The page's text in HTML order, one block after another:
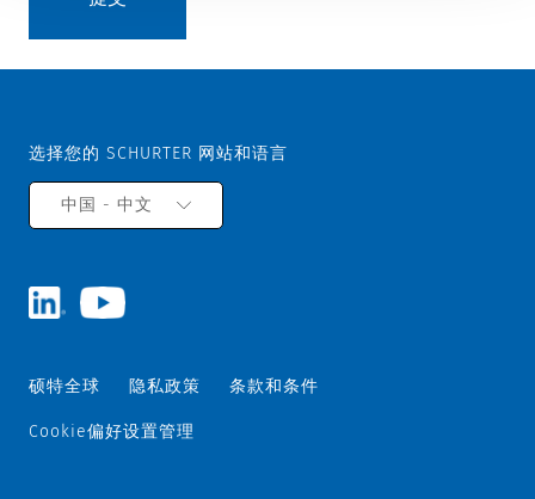
选择您的 SCHURTER 网站和语言
中国 - 中文
硕特全球 隐私政策 条款和条件
Cookie偏好设置管理